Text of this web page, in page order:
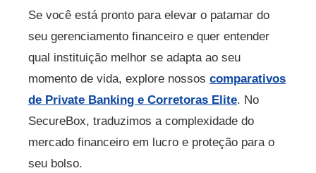
Se você está pronto para elevar o patamar do
seu gerenciamento financeiro e quer entender
qual instituição melhor se adapta ao seu
momento de vida, explore nossos comparativos
de Private Banking e Corretoras Elite. No
SecureBox, traduzimos a complexidade do
mercado financeiro em lucro e proteção para o
seu bolso.